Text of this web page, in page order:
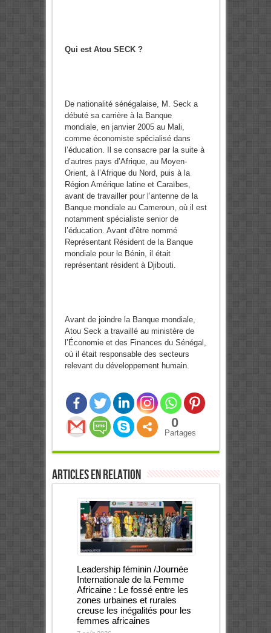
Qui est Atou SECK ?
De nationalité sénégalaise, M. Seck a
débuté sa carrière à la Banque
mondiale, en janvier 2005 au Mali,
comme économiste spécialisé dans
l’éducation. Il se consacre par la suite à
d’autres pays d’Afrique, au Moyen-
Orient, à l’Afrique du Nord, puis à la
Région Amérique latine et Caraïbes,
avant de travailler pour l’antenne de la
Banque mondiale au Cameroun, où il est
notamment spécialiste senior de
l’éducation. Avant d’être nommé
Représentant Résident de la Banque
mondiale pour le Bénin, il était
représentant résident à Djibouti.
Avant de joindre la Banque mondiale,
Atou Seck a travaillé au ministère de
l’Économie et des Finances du Sénégal,
où il était responsable des secteurs
relevant du développement humain.
0
Partages
Articles en relation
Leadership féminin /Journée
Internationale de la Femme
Africaine : Le fossé entre les
zones urbaines et rurales
creuse les inégalités pour les
femmes africaines